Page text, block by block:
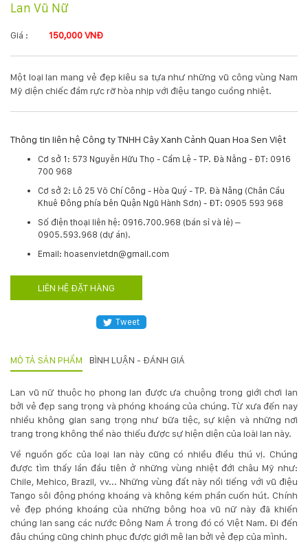
LIÊN
HỆ
Hotline
0931.914.968
hoasenvietdn@gmail.com
573
-
Cẩm
-
Đà
nẵng
132
-
168
Võ
Chí
Công
Lan Vũ Nữ
Giá : 150,000 VNĐ
Một loại lan mang vẻ đẹp kiêu sa tựa như những vũ công vùng Nam
Mỹ diện chiếc đầm rực rỡ hòa nhịp với điệu tango cuồng nhiệt.
Thông tin liên hệ Công ty TNHH Cây Xanh Cảnh Quan Hoa Sen Việt
Cơ sở 1: 573 Nguyễn Hữu Thọ - Cẩm Lệ - TP. Đà Nẵng - ĐT: 0916
700 968
Cơ sở 2: Lô 25 Võ Chí Công - Hòa Quý - TP. Đà Nẵng (Chân Cầu
Khuê Đông phía bên Quận Ngũ Hành Sơn) - ĐT: 0905 593 968
​Số điện thoại liên hệ: 0916.700.968 (bán sỉ và lẻ) –
0905.593.968 (dự án).
Email: hoasenvietdn@gmail.com
LIÊN HỆ ĐẶT HÀNG
Tweet
MÔ TẢ SẢN PHẨM BÌNH LUẬN - ĐÁNH GIÁ
Lan vũ nữ thuộc họ phong lan được ưa chuộng trong giới chơi lan
bởi vẻ đẹp sang trọng và phóng khoáng của chúng. Từ xưa đến nay
nhiều không gian sang trọng như bữa tiệc, sự kiện và những nơi
trang trọng không thể nào thiếu được sự hiện diện của loài lan này.
Về nguồn gốc của loại lan này cũng có nhiều điều thú vị. Chúng
được tìm thấy lần đầu tiên ở những vùng nhiệt đới châu Mỹ như:
Chile, Mehico, Brazil, vv... Những vùng đất này nổi tiếng với vũ điệu
Tango sôi động phóng khoáng và không kém phần cuốn hút. Chính
vẻ đẹp phóng khoáng của những bông hoa vũ nữ này đã khiến
chúng lan sang các nước Đông Nam Á trong đó có Việt Nam. Đi đến
đâu chúng cũng chinh phục được giới mê lan bởi vẻ đẹp của mình.